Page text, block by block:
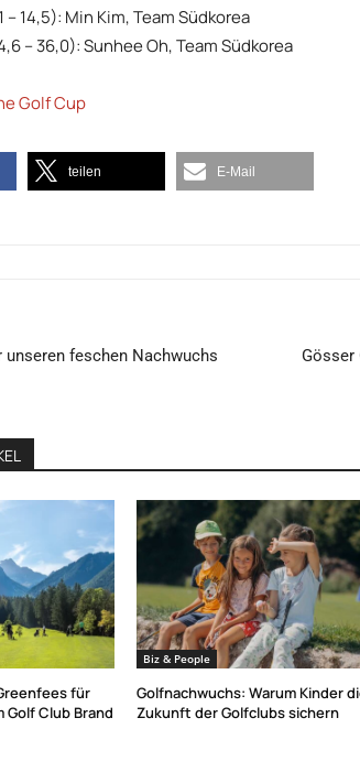
– 14,5): Min Kim, Team Südkorea
– 36,0): Sunhee Oh, Team Südkorea
Golf Cup
teilen E-Mail
unseren feschen Nachwuchs
Gösser
für
Golf Club Brand
Biz & People
Golfnachwuchs: Warum Kinder
Zukunft der Golfclubs sichern